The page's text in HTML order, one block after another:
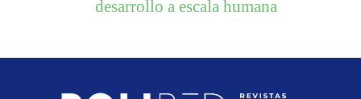
desarrollo a escala humana